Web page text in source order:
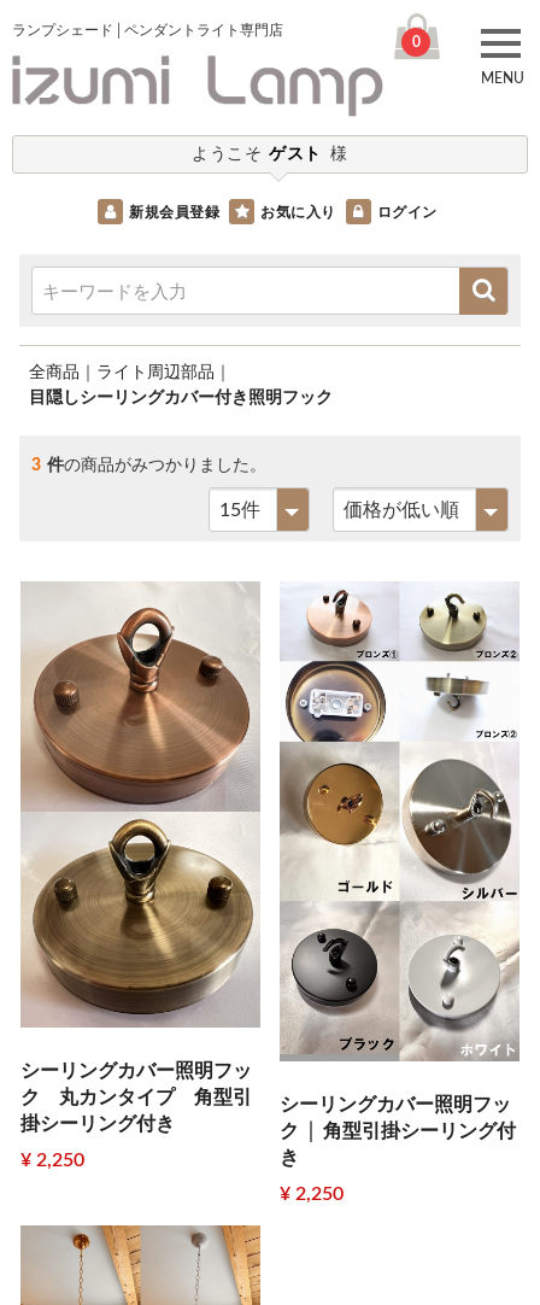
ランプシェード│ペンダントライト専門店
0
ようこそ ゲスト 様
新規会員登録 お気に入り ログイン
MENU
全商品
ライト周辺部品
目隠しシーリングカバー付き照明フック
3 件の商品がみつかりました。
シーリングカバー照明フッ
ク 丸カンタイプ 角型引
掛シーリング付き
¥ 2,250
シーリングカバー照明フッ
ク │ 角型引掛シーリング付
き
¥ 2,250